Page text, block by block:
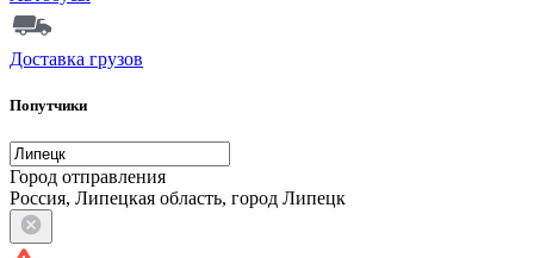
Доставка грузов
Попутчики
Город отправления
Россия, Липецкая область, город Липецк